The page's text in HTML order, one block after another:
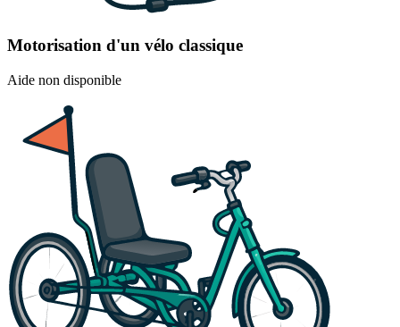
Motorisation d'un vélo classique
Aide non disponible